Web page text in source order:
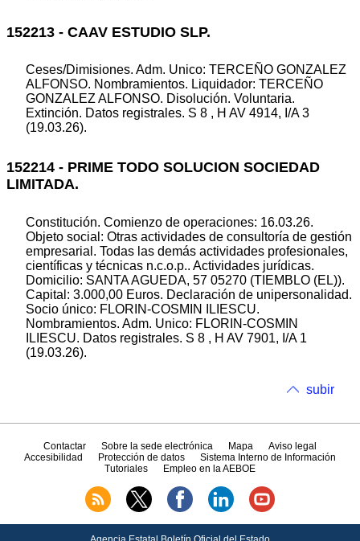
152213 - CAAV ESTUDIO SLP.
Ceses/Dimisiones. Adm. Unico: TERCEÑO GONZALEZ
ALFONSO. Nombramientos. Liquidador: TERCEÑO
GONZALEZ ALFONSO. Disolución. Voluntaria.
Extinción. Datos registrales. S 8 , H AV 4914, I/A 3
(19.03.26).
152214 - PRIME TODO SOLUCION SOCIEDAD
LIMITADA.
Constitución. Comienzo de operaciones: 16.03.26.
Objeto social: Otras actividades de consultoría de gestión
empresarial. Todas las demás actividades profesionales,
científicas y técnicas n.c.o.p.. Actividades jurídicas.
Domicilio: SANTA AGUEDA, 57 05270 (TIEMBLO (EL)).
Capital: 3.000,00 Euros. Declaración de unipersonalidad.
Socio único: FLORIN-COSMIN ILIESCU.
Nombramientos. Adm. Unico: FLORIN-COSMIN
ILIESCU. Datos registrales. S 8 , H AV 7901, I/A 1
(19.03.26).
subir
Contactar Sobre la sede electrónica Mapa
Aviso legal
Accesibilidad
Protección de datos
Sistema Interno de Información
Tutoriales
Empleo en la AEBOE